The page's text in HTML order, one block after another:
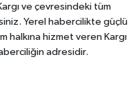
ve çevresindeki tüm
Yerel habercilikte güçlü
halkına hizmet veren Kargı
adresidir.